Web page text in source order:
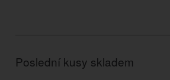
Poslední kusy skladem